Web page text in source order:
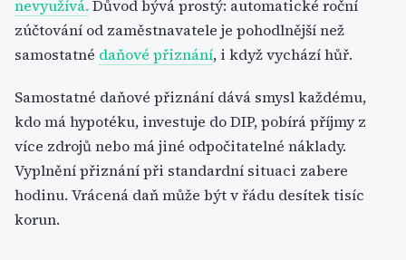
nevyužívá. Důvod bývá prostý: automatické roční
zúčtování od zaměstnavatele je pohodlnější než
samostatné daňové přiznání, i když vychází hůř.
Samostatné daňové přiznání dává smysl každému,
kdo má hypotéku, investuje do DIP, pobírá příjmy z
více zdrojů nebo má jiné odpočitatelné náklady.
Vyplnění přiznání při standardní situaci zabere
hodinu. Vrácená daň může být v řádu desítek tisíc
korun.